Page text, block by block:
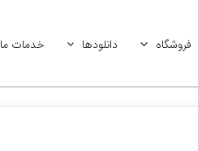
فروشگاه دانلودها خدمات ما